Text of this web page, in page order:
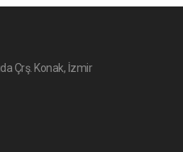
Çrş. Konak, İzmir